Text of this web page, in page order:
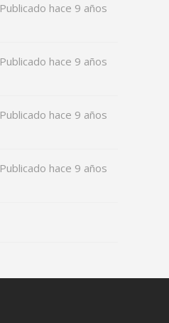
Publicado hace 9 años
Publicado hace 9 años
Publicado hace 9 años
Publicado hace 9 años